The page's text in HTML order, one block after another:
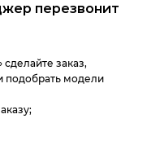
перезвонит
заказ,
подобрать модели